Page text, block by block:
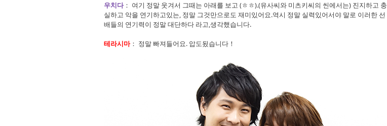
우치다： 여기 정말 웃겨서 그때는 아래를 보고 (ㅎㅎ).(유사씨와 미츠키씨의 씬에서는) 진지하고 충
실하고 악을 연기하고있는, 정말 그것만으로도 재미있어요.역시 정말 실력있어서야 말로 이러한 선
배들의 연기력이 정말 대단하다 라고,생각했습니다.
테라시마： 정말 빠져들어요. 압도됬습니다！